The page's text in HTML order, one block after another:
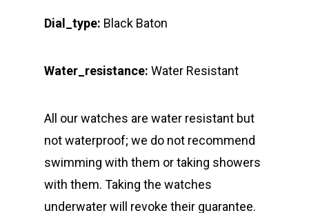
Dial_type: Black Baton
Water_resistance: Water Resistant
All our watches are water resistant but
not waterproof; we do not recommend
swimming with them or taking showers
with them. Taking the watches
underwater will revoke their guarantee.